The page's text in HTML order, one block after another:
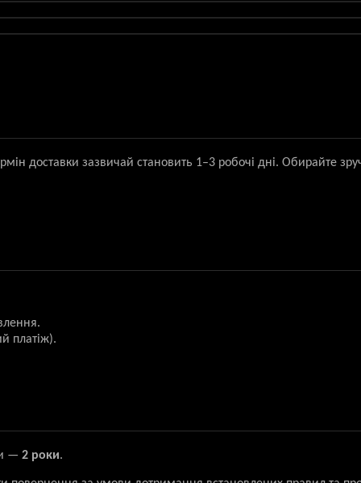
доставки зазвичай становить 1–3 робочі дні. Обирайте
платіж).
— 2 роки.